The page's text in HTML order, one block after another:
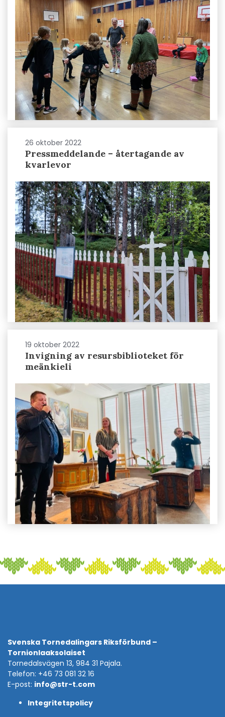
26 oktober 2022
Pressmeddelande – återtagande av
kvarlevor
19 oktober 2022
Invigning av resursbiblioteket för
meänkieli
Svenska Tornedalingars Riksförbund –
Tornionlaaksolaiset
Tornedalsvägen 13, 984 31 Pajala.
Telefon: +46 73 081 32 16
E-post: info@str-t.com
Integritetspolicy